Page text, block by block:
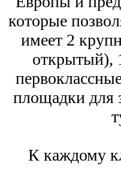
которые
имеет 2
открытый),
площадки для
К каждому